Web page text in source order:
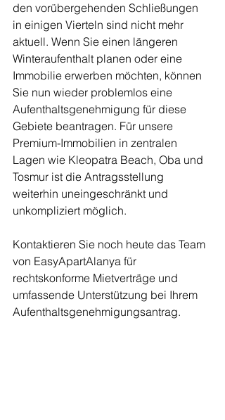
den vorübergehenden Schließungen
in einigen Vierteln sind nicht mehr
aktuell. Wenn Sie einen längeren
Winteraufenthalt planen oder eine
Immobilie erwerben möchten, können
Sie nun wieder problemlos eine
Aufenthaltsgenehmigung für diese
Gebiete beantragen. Für unsere
Premium-Immobilien in zentralen
Lagen wie Kleopatra Beach, Oba und
Tosmur ist die Antragsstellung
weiterhin uneingeschränkt und
unkompliziert möglich.
Kontaktieren Sie noch heute das Team
von EasyApartAlanya für
rechtskonforme Mietverträge und
umfassende Unterstützung bei Ihrem
Aufenthaltsgenehmigungsantrag.